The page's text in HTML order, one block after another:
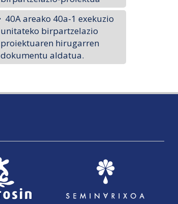
40A areako 40a-1 exekuzio
unitateko birpartzelazio
proiektuaren hirugarren
dokumentu aldatua.